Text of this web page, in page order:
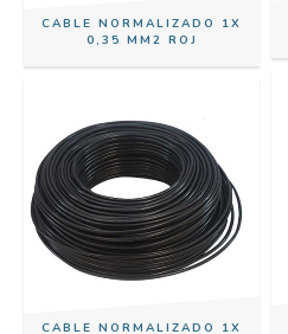
CABLE NORMALIZADO 1X
0,35 MM2 ROJ
CABLE NORMALIZADO 1X